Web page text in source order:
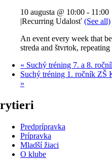
10 augusta @ 10:00 - 11:00
|Recurring Udalosť (See all)
An event every week that
streda and štvrtok,
« Suchý tréning 7. a 8.
Suchý tréning 1. ročník ZŠ
»
rytieri
Predprípravka
Prípravka
Mladší žiaci
O klube